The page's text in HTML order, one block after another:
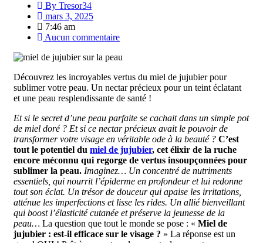
By Tresor34
mars 3, 2025
7:46 am
Aucun commentaire
Découvrez les incroyables vertus du miel de jujubier pour
sublimer votre peau. Un nectar précieux pour un teint éclatant
et une peau resplendissante de santé !
Et si le secret d’une peau parfaite se cachait dans un simple pot
de miel doré ? Et si ce nectar précieux avait le pouvoir de
transformer votre visage en véritable ode à la beauté ? C’est
tout le potentiel du miel de jujubier, cet élixir de la ruche
encore méconnu qui regorge de vertus insoupçonnées pour
sublimer la peau. Imaginez… Un concentré de nutriments
essentiels, qui nourrit l’épiderme en profondeur et lui redonne
tout son éclat. Un trésor de douceur qui apaise les irritations,
atténue les imperfections et lisse les rides. Un allié bienveillant
qui boost l’élasticité cutanée et préserve la jeunesse de la
peau… La question que tout le monde se pose : « Miel de
jujubier : est-il efficace sur le visage ? » La réponse est un